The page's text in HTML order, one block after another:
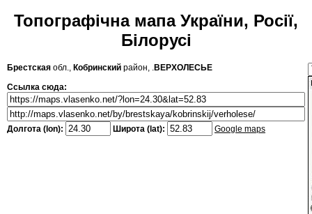
Топографічна мапа України, Росії,
Білорусі
Брестская обл., Кобринский район, .ВЕРХОЛЕСЬЕ
Ссылка сюда:
Долгота (lon): Широта (lat): Google maps